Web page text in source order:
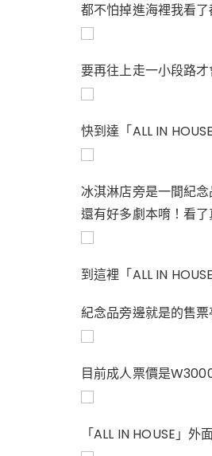
都不怕掉進海裡我看
要再往上走一小段路才
快到達「ALL IN
冰淇淋店旁是一間紀
還有好多劇本唷！看
到這裡「ALL IN
紀念品旁邊就是的售票
目前成人票價是
「ALL IN HOUSE」